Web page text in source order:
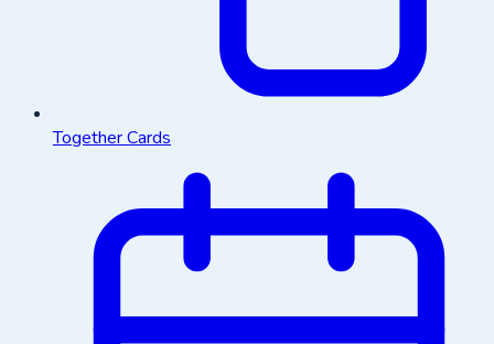
Together Cards